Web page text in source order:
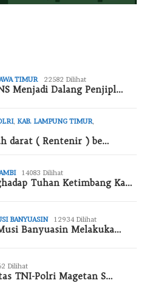
TIMUR 22582 Dilihat
Menjadi Dalang Penjipl…
, KAB. LAMPUNG TIMUR,
darat ( Rentenir ) be…
14083 Dilihat
Tuhan Ketimbang Ka…
BANYUASIN 12934 Dilihat
Banyuasin Melakuka…
Dilihat
TNI-Polri Magetan S…